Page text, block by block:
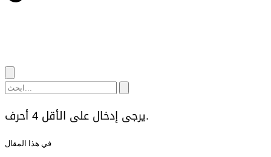
يرجى إدخال على الأقل 4 أحرف.
في هذا المقال